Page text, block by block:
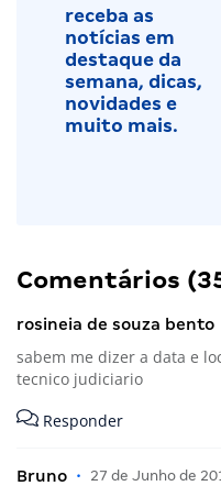
receba as
notícias em
destaque da
semana, dicas,
novidades e
muito mais.
Comentários
rosineia de souza bento
sabem me dizer a data e
tecnico judiciario
Responder
Bruno • 27 de Junho de